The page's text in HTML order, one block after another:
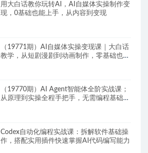
用大白话教你玩转AI，AI自媒体实操制作变
现，0基础也能上手，从内容到变现
（19771期）AI自媒体实操变现课｜大白话
教学，从短剧漫剧到动画制作，零基础也能
（19770期）AI Agent智能体全阶实战课；
从原理到实操全程手把手，无需编程基础也
Codex自动化编程实战课：拆解软件基础操
作，搭配实用插件快速掌握AI代码编写能力